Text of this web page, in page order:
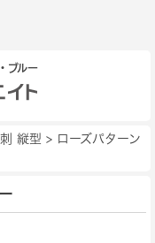
ブルー
縦型 > ローズパターン